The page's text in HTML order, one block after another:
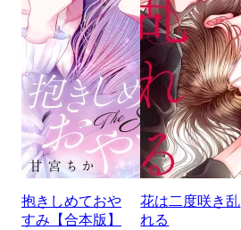
抱きしめておや
すみ【合本版】
花は二度咲き乱
れる